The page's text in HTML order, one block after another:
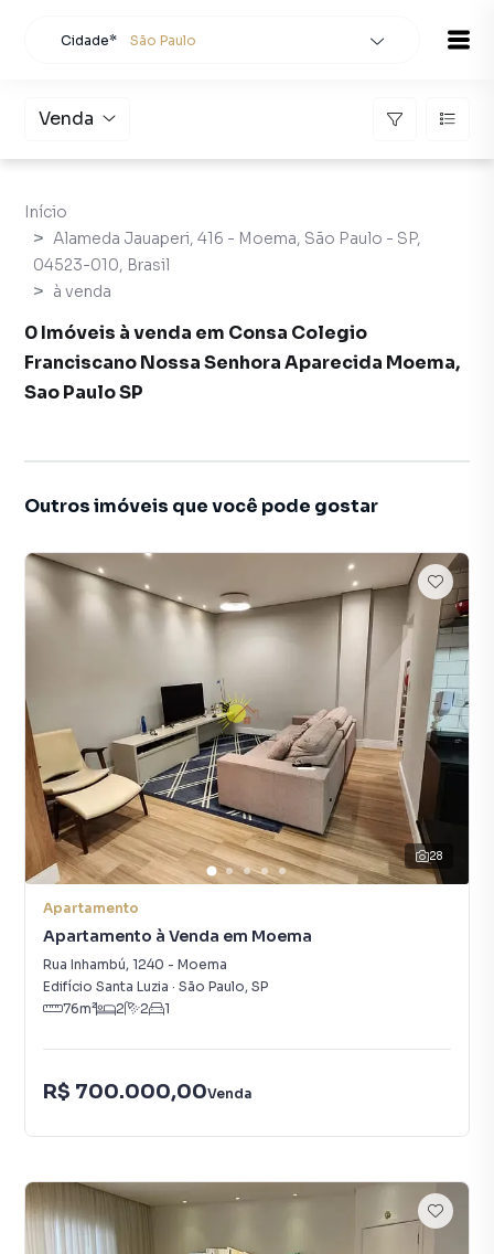
Cidade* São Paulo
Venda
Início
Alameda Jauaperi, 416 - Moema, São Paulo - SP,
04523-010, Brasil
à venda
0 Imóveis à venda em Consa Colegio
Franciscano Nossa Senhora Aparecida Moema,
Sao Paulo SP
Outros imóveis que você pode gostar
28
Apartamento
Apartamento à Venda em Moema
Rua Inhambú, 1240 - Moema
Edifício Santa Luzia · São Paulo, SP
76m² 2 2 1
R$ 700.000,00Venda